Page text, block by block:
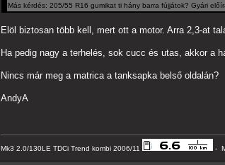
Más kérdés: 205/55 R16 gumikat ti hány barra fújjátok? Gyári
Elöl biztosan több kell, mert ott a motor. Arra 2,3-at
Ha pedig nagy a terhelés, sok cucc és utas, akkor a
Nincs már meg a matrica a tanksapka belső oldalán?
AndyA
Mk3 2.0/130LE TDCi Trend kombi 2006/11 -